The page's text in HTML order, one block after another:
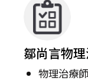
鄒尚言物
物理治療師